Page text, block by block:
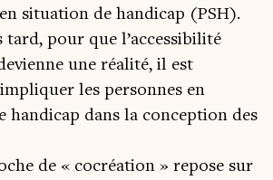
situation de handicap (PSH).
tard, pour que l’accessibilité
une réalité, il est
les personnes en
handicap dans la conception des
de « cocréation » repose sur